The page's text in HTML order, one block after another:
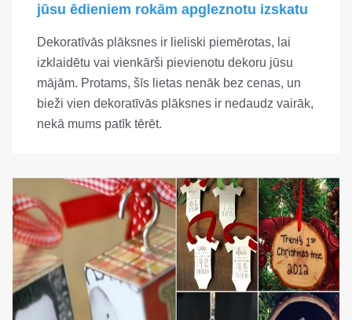
jūsu ēdieniem rokām apgleznotu izskatu
Dekoratīvās plāksnes ir lieliski piemērotas, lai
izklaidētu vai vienkārši pievienotu dekoru jūsu
mājām. Protams, šīs lietas nenāk bez cenas, un
bieži vien dekoratīvās plāksnes ir nedaudz vairāk,
nekā mums patīk tērēt.